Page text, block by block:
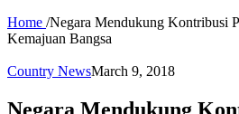
Home /Negara Mendukung Kontribusi
Kemajuan Bangsa
Country NewsMarch 9, 2018